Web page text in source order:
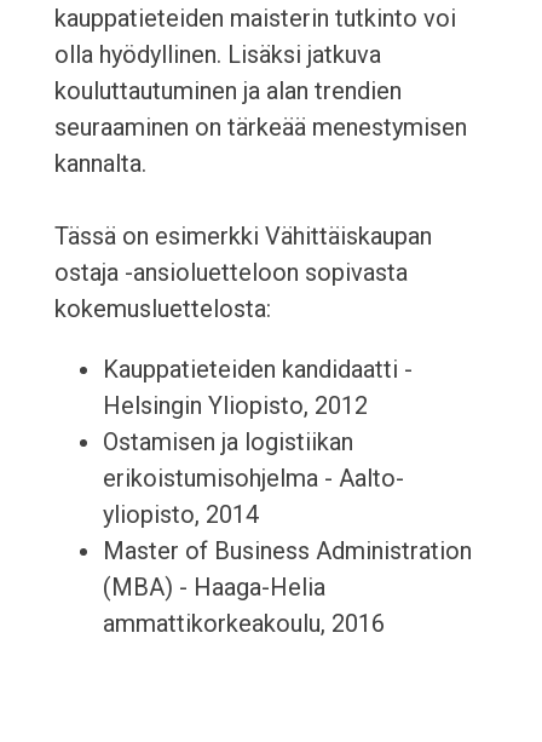
kauppatieteiden maisterin tutkinto voi
olla hyödyllinen. Lisäksi jatkuva
kouluttautuminen ja alan trendien
seuraaminen on tärkeää menestymisen
kannalta.
Tässä on esimerkki Vähittäiskaupan
ostaja -ansioluetteloon sopivasta
kokemusluettelosta:
Kauppatieteiden kandidaatti -
Helsingin Yliopisto, 2012
Ostamisen ja logistiikan
erikoistumisohjelma - Aalto-
yliopisto, 2014
Master of Business Administration
(MBA) - Haaga-Helia
ammattikorkeakoulu, 2016